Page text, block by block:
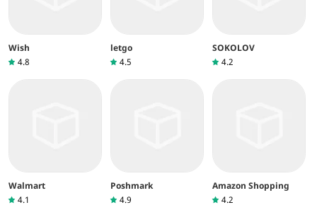
Wish
4.8
letgo
4.5
SOKOLOV
4.2
Walmart
4.1
Poshmark
4.9
Amazon Shopping
4.2